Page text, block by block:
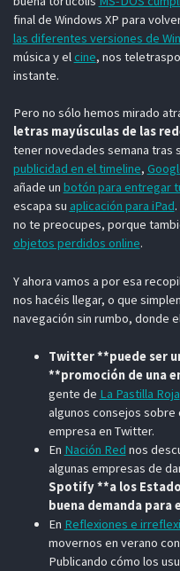
final de Windows XP para
las diferentes versiones de
música y el cine, nos
instante.
Pero no sólo hemos mirado
letras mayúsculas de las
tener novedades semana tras
publicidad en el timeline,
añade un botón para entregar
escapa su aplicación para iPad
no te preocupes, porque
objetos perdidos online.
Y ahora vamos a por esa
nos hacéis llegar, o que
navegación sin rumbo, donde
Twitter **puede ser
**promoción de una
gente de La Pastilla Roja
algunos consejos sobre
empresa en Twitter.
En Nación Red nos
algunas empresas de
Spotify **a los
buena demanda para
En Reflexiones e
movernos en verano
Publicando cómo los